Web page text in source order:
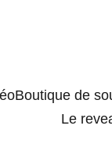
Boutique de
Le